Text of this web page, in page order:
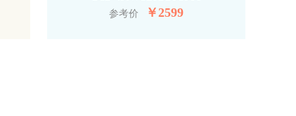
参考价
￥2599